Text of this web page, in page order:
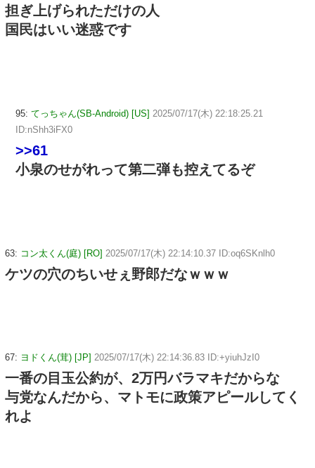
担ぎ上げられただけの人
国民はいい迷惑です
95: てっちゃん(SB-Android) [US] 2025/07/17(木) 22:18:25.21
ID:nShh3iFX0
>>61
小泉のせがれって第二弾も控えてるぞ
63: コン太くん(庭) [RO] 2025/07/17(木) 22:14:10.37 ID:oq6SKnlh0
ケツの穴のちいせぇ野郎だなｗｗｗ
67: ヨドくん(茸) [JP] 2025/07/17(木) 22:14:36.83 ID:+yiuhJzI0
一番の目玉公約が、2万円バラマキだからな
与党なんだから、マトモに政策アピールしてく
れよ